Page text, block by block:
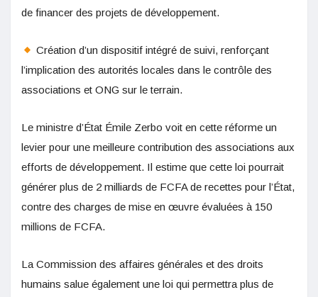
de financer des projets de développement.
Création d’un dispositif intégré de suivi, renforçant
l’implication des autorités locales dans le contrôle des
associations et ONG sur le terrain.
Le ministre d’État Émile Zerbo voit en cette réforme un
levier pour une meilleure contribution des associations aux
efforts de développement. Il estime que cette loi pourrait
générer plus de 2 milliards de FCFA de recettes pour l’État,
contre des charges de mise en œuvre évaluées à 150
millions de FCFA.
La Commission des affaires générales et des droits
humains salue également une loi qui permettra plus de